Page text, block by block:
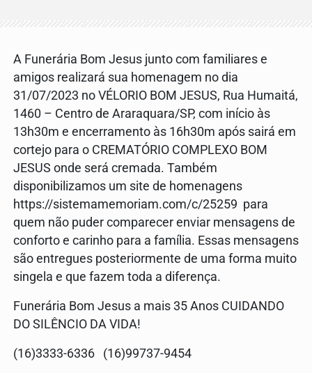
A Funerária Bom Jesus junto com familiares e
amigos realizará sua homenagem no dia
31/07/2023 no VÉLORIO BOM JESUS, Rua Humaitá,
1460 – Centro de Araraquara/SP, com início às
13h30m e encerramento às 16h30m após sairá em
cortejo para o CREMATÓRIO COMPLEXO BOM
JESUS onde será cremada. Também
disponibilizamos um site de homenagens
https://sistemamemoriam.com/c/25259 para
quem não puder comparecer enviar mensagens de
conforto e carinho para a família. Essas mensagens
são entregues posteriormente de uma forma muito
singela e que fazem toda a diferença.
Funerária Bom Jesus a mais 35 Anos CUIDANDO
DO SILÊNCIO DA VIDA!
(16)3333-6336 (16)99737-9454